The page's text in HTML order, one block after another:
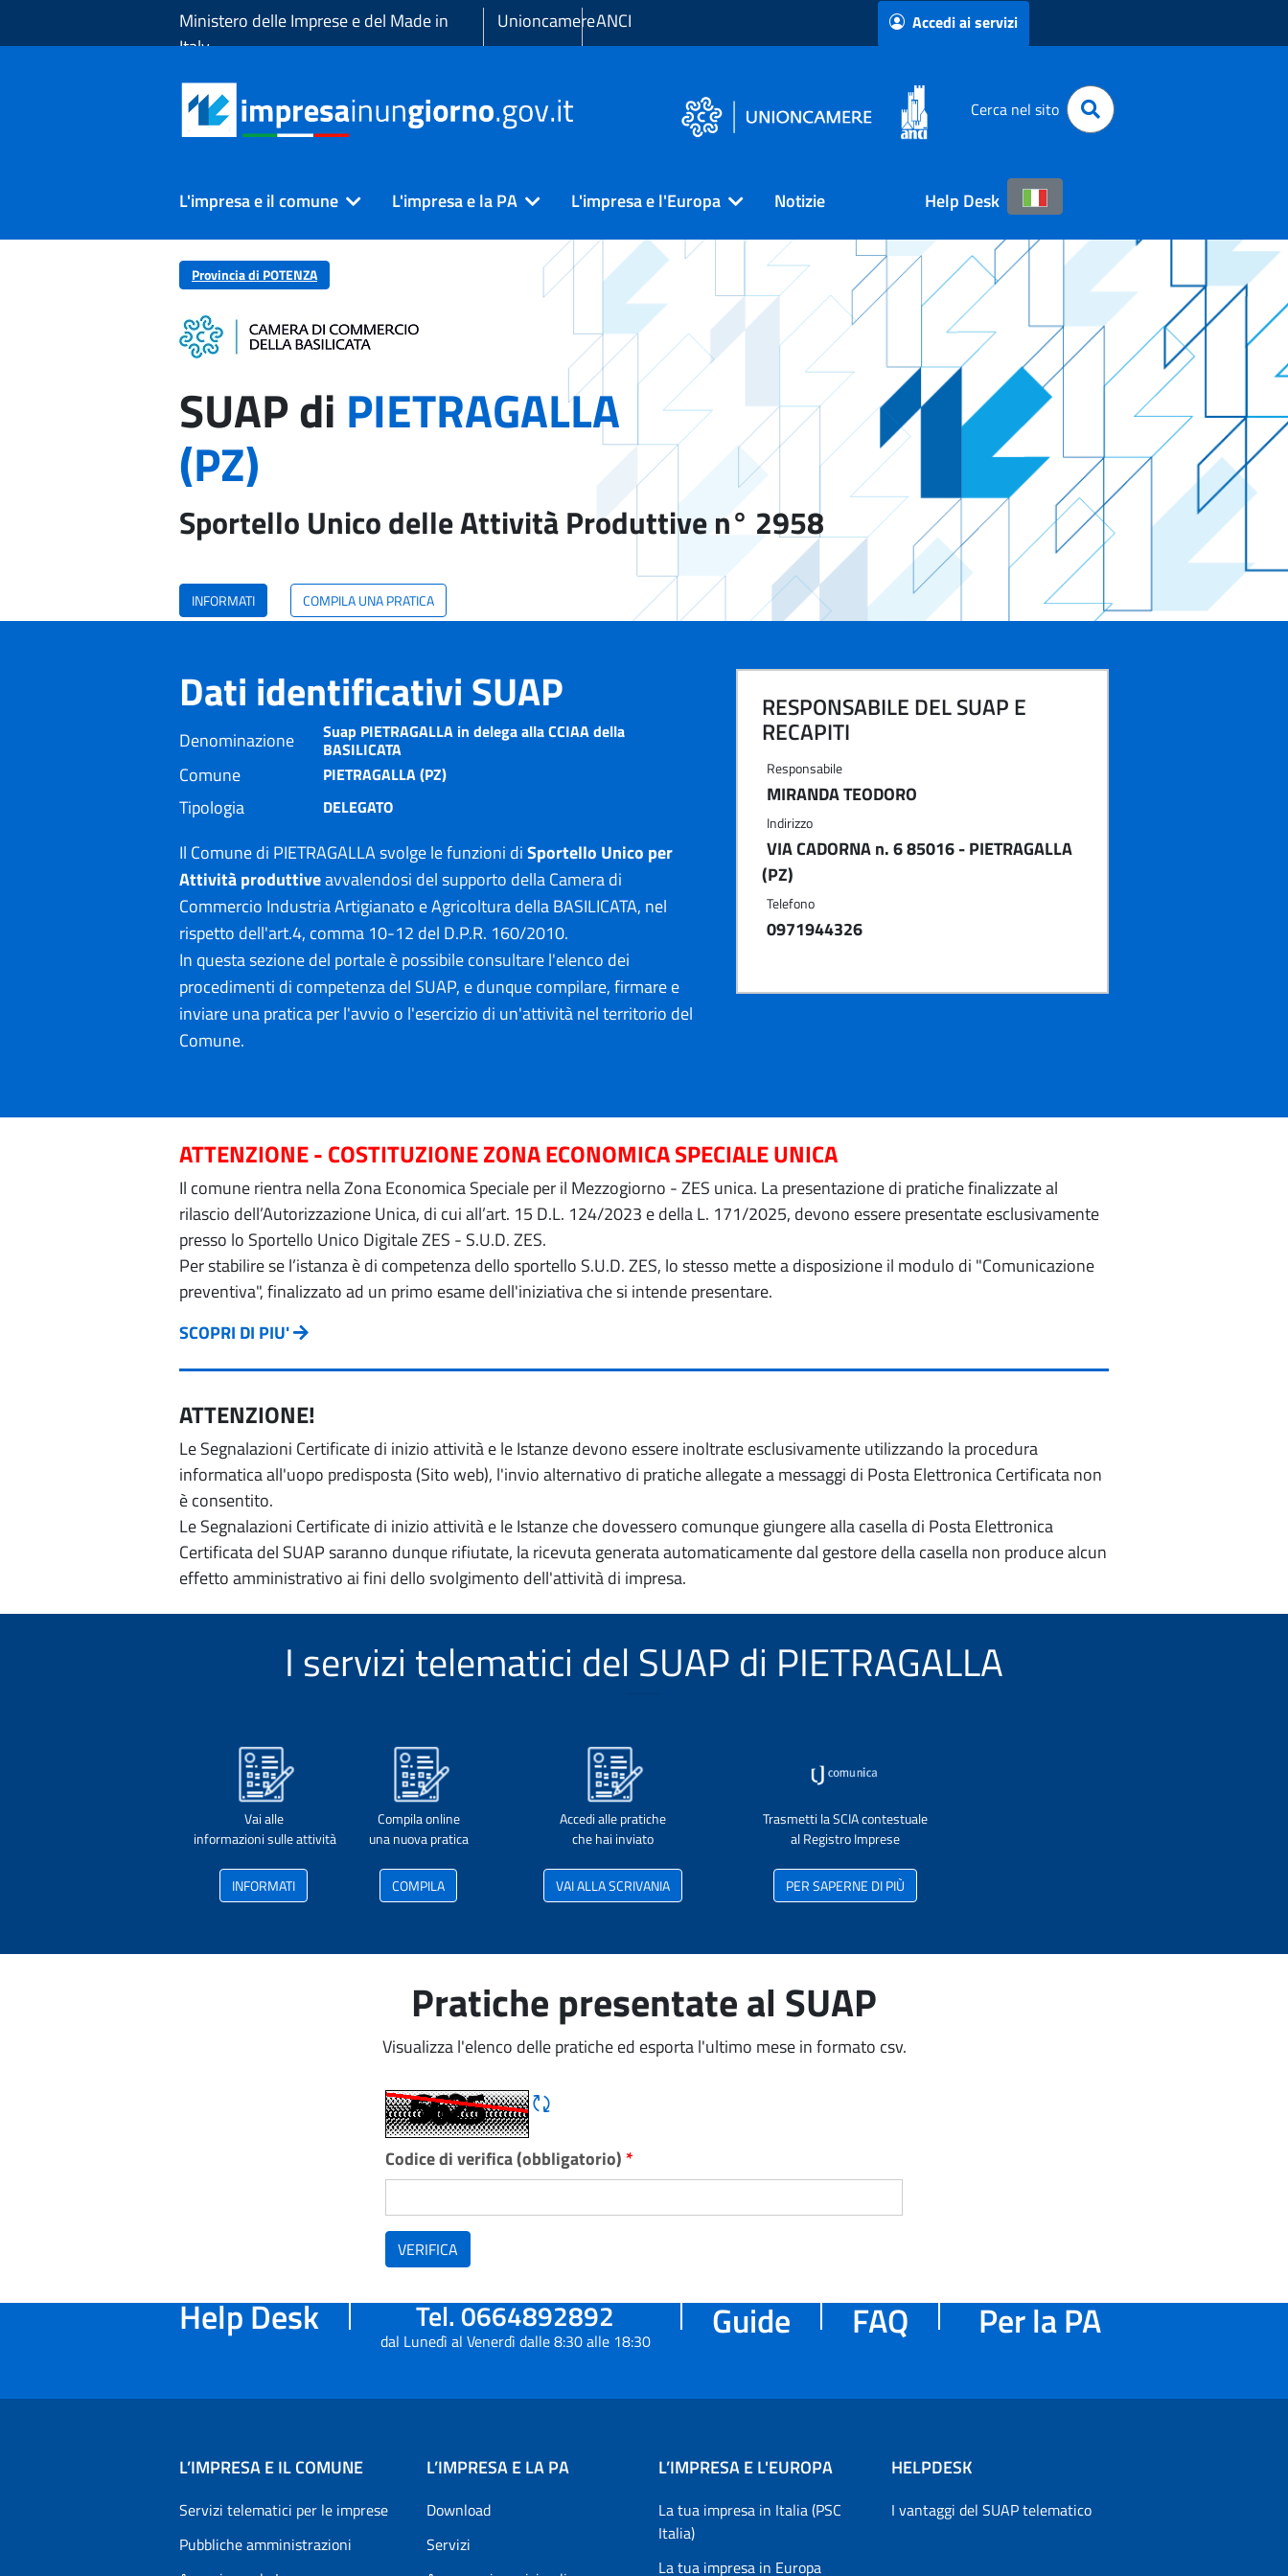
Ministero delle Imprese e del Made in
Italy
UnioncamereANCI Accedi ai servizi
Cerca nel sito
L'impresa e il comune L'impresa e la PA L'impresa e l'Europa Notizie Help Desk
Provincia di POTENZA
SUAP di PIETRAGALLA
(PZ)
Sportello Unico delle Attività Produttive n° 2958
INFORMATI COMPILA UNA PRATICA
Dati identificativi SUAP
Denominazione Suap PIETRAGALLA in delega alla CCIAA della
BASILICATA
Comune PIETRAGALLA (PZ)
Tipologia DELEGATO
Il Comune di PIETRAGALLA svolge le funzioni diSportello Unico per
Attività produttiveavvalendosi del supporto della Camera di
Commercio Industria Artigianato e Agricoltura della BASILICATA, nel
rispetto dell'art.4, comma 10-12 del D.P.R. 160/2010.
In questa sezione del portale è possibile consultare l'elenco dei
procedimenti di competenza del SUAP, e dunque compilare, firmare e
inviare una pratica per l'avvio o l'esercizio di un'attività nel territorio del
Comune.
RESPONSABILE DEL SUAP E
RECAPITI
Responsabile
MIRANDA TEODORO
Indirizzo
VIA CADORNA n. 6 85016 - PIETRAGALLA
(PZ)
Telefono
0971944326
ATTENZIONE - COSTITUZIONE ZONA ECONOMICA SPECIALE UNICA
Il comune rientra nella Zona Economica Speciale per il Mezzogiorno - ZES unica. La presentazione di pratiche finalizzate al
rilascio dell’Autorizzazione Unica, di cui all’art. 15 D.L. 124/2023 e della L. 171/2025, devono essere presentate esclusivamente
presso lo Sportello Unico Digitale ZES - S.U.D. ZES.
Per stabilire se l’istanza è di competenza dello sportello S.U.D. ZES, lo stesso mette a disposizione il modulo di "Comunicazione
preventiva", finalizzato ad un primo esame dell'iniziativa che si intende presentare.
SCOPRI DI PIU'
ATTENZIONE!
Le Segnalazioni Certificate di inizio attività e le Istanze devono essere inoltrate esclusivamente utilizzando la procedura
informatica all'uopo predisposta (Sito web), l'invio alternativo di pratiche allegate a messaggi di Posta Elettronica Certificata non
è consentito.
Le Segnalazioni Certificate di inizio attività e le Istanze che dovessero comunque giungere alla casella di Posta Elettronica
Certificata del SUAP saranno dunque rifiutate, la ricevuta generata automaticamente dal gestore della casella non produce alcun
effetto amministrativo ai fini dello svolgimento dell'attività di impresa.
I servizi telematici del SUAP di PIETRAGALLA
Vai alle
informazioni sulle attività
INFORMATI
Compila online
una nuova pratica
COMPILA
Accedi alle pratiche
che hai inviato
VAI ALLA SCRIVANIA
Trasmetti la SCIA contestuale
al Registro Imprese
PER SAPERNE DI PIÙ
Pratiche presentate al SUAP
Visualizza l'elenco delle pratiche ed esporta l'ultimo mese in formato csv.
Rigene CAPTCHA
Codice di verifica (obbligatorio) *
VERIFICA
Help Desk Tel. 0664892892
dal Lunedì al Venerdì dalle 8:30 alle 18:30 Guide FAQ Per la PA
L’IMPRESA E IL COMUNE
Servizi telematici per le imprese
Pubbliche amministrazioni
L’IMPRESA E LA PA
Download
Servizi
L’IMPRESA E L'EUROPA
La tua impresa in Italia (PSC
Italia)
La tua impresa in Europa
HELPDESK
I vantaggi del SUAP telematico